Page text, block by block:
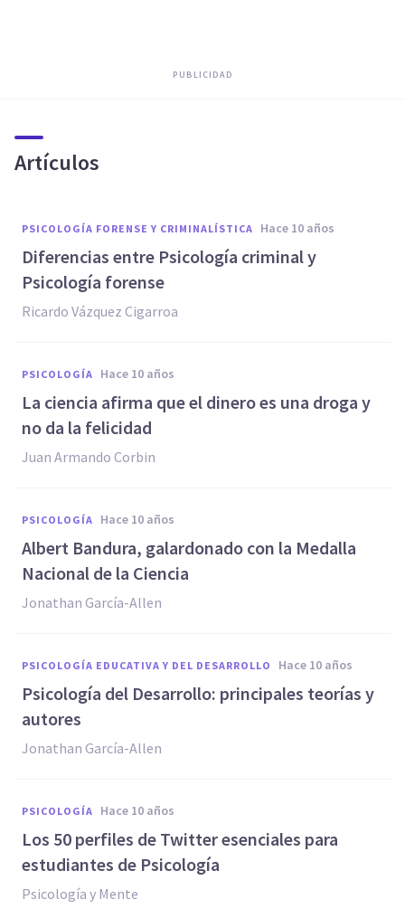
PUBLICIDAD
Artículos
PSICOLOGÍA FORENSE Y CRIMINALÍSTICA hace 10 años
Diferencias entre Psicología criminal y
Psicología forense
Ricardo Vázquez Cigarroa
PSICOLOGÍA hace 10 años
​La ciencia afirma que el dinero es una droga y
no da la felicidad
Juan Armando Corbin
PSICOLOGÍA hace 10 años
​Albert Bandura, galardonado con la Medalla
Nacional de la Ciencia
Jonathan García-Allen
PSICOLOGÍA EDUCATIVA Y DEL DESARROLLO hace 10 años
Psicología del Desarrollo: principales teorías y
autores
Jonathan García-Allen
PSICOLOGÍA hace 10 años
Los 50 perfiles de Twitter esenciales para
estudiantes de Psicología
Psicología y Mente